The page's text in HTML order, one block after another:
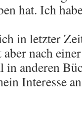
hat. Ich
in letzter
nach
in anderen
Interesse